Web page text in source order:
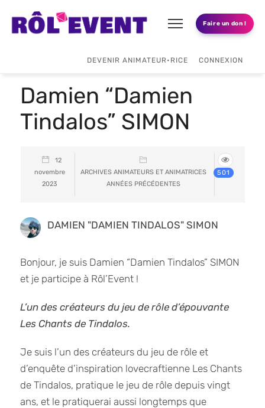
Faire un don !
DEVENIR ANIMATEUR•RICE CONNEXION
Damien “Damien
Tindalos” SIMON
12
novembre
2023
ARCHIVES ANIMATEURS ET ANIMATRICES
ANNÉES PRÉCÉDENTES
501
DAMIEN "DAMIEN TINDALOS" SIMON
Bonjour, je suis Damien “Damien Tindalos” SIMON
et je participe à Rôl’Event !
L’un des créateurs du jeu de rôle d’épouvante
Les Chants de Tindalos.
Je suis l’un des créateurs du jeu de rôle et
d’enquête d’inspiration lovecraftienne Les Chants
de Tindalos, pratique le jeu de rôle depuis vingt
ans, et le pratiquerai aussi longtemps que